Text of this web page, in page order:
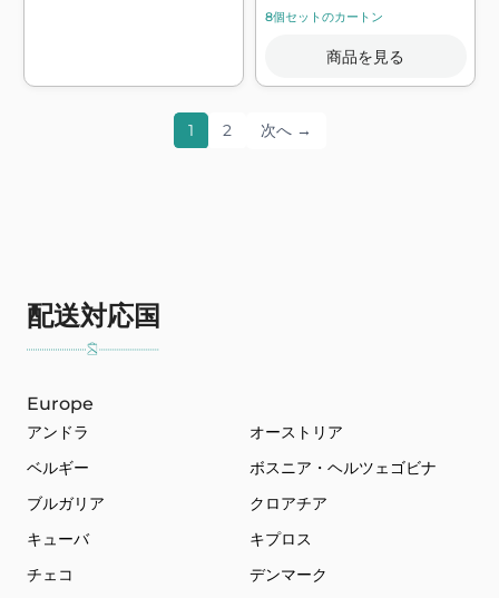
8個セットのカートン
商品を見る
1 2 次へ →
配送対応国
Europe
アンドラ
オーストリア
ベルギー
ボスニア・ヘルツェゴビナ
ブルガリア
クロアチア
キューバ
キプロス
チェコ
デンマーク